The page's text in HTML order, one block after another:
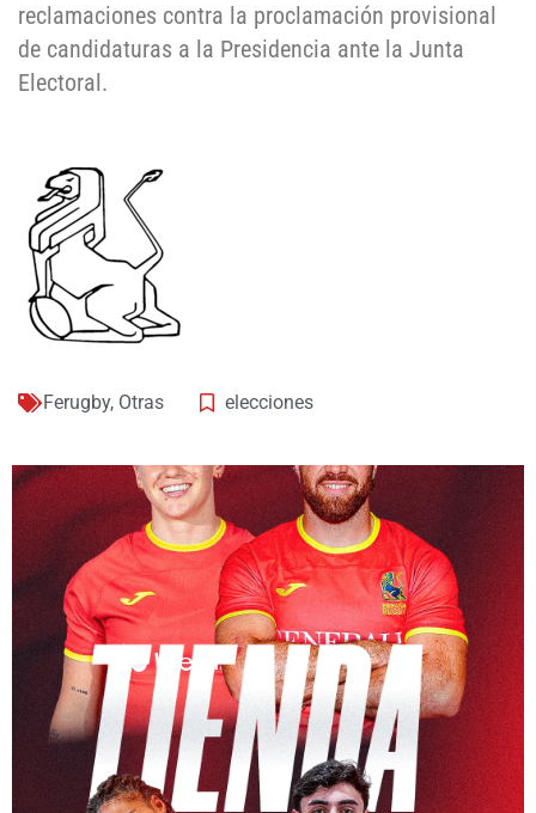
reclamaciones contra la proclamación provisional
de candidaturas a la Presidencia ante la Junta
Electoral.
Ferugby, Otras elecciones